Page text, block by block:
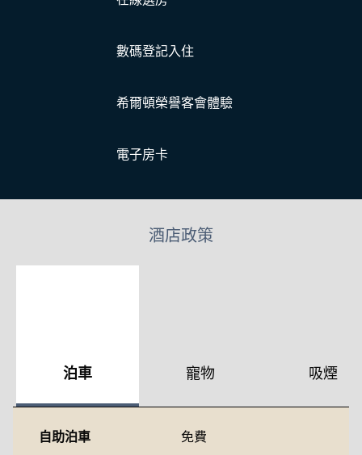
數碼登記入住
希爾頓榮譽客會體驗
電子房卡
酒店政策
泊車 寵物 吸煙
自助泊車
免費